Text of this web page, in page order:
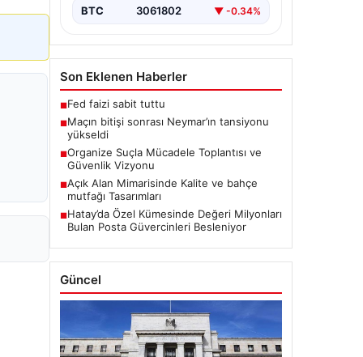
BTC 3061802 ▼ -0.34%
Son Eklenen Haberler
■Fed faizi sabit tuttu
■Maçın bitişi sonrası Neymar’ın tansiyonu
yükseldi
■Organize Suçla Mücadele Toplantısı ve
Güvenlik Vizyonu
■Açık Alan Mimarisinde Kalite ve bahçe
mutfağı Tasarımları
■Hatay’da Özel Kümesinde Değeri Milyonları
Bulan Posta Güvercinleri Besleniyor
Güncel